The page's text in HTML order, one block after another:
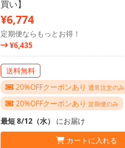
買い】
¥6,774
定期便ならもっとお得！
¥6,435
送料無料
20%OFFクーポンあり 通常注文のみ
20%OFFクーポンあり 定期便のみ
最短 8/12（水） にお届け
カートに入れる